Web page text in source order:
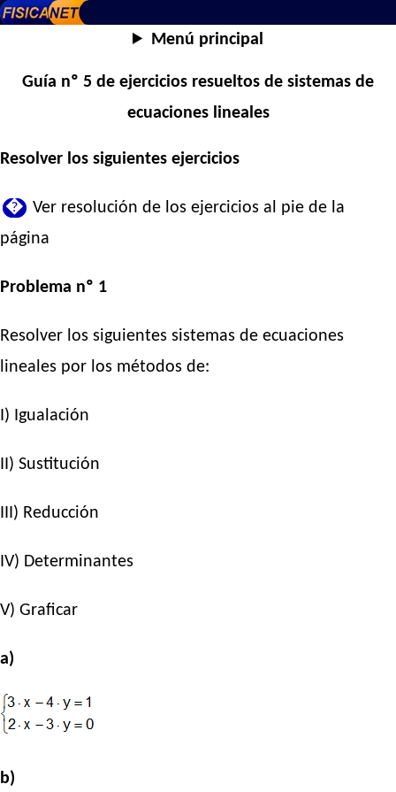
Menú principal
Guía nº 5 de ejercicios resueltos de sistemas de
ecuaciones lineales
Resolver los siguientes ejercicios
� Ver resolución de los ejercicios al pie de la
página
Problema nº 1
Resolver los siguientes sistemas de ecuaciones
lineales por los métodos de:
I) Igualación
II) Sustitución
III) Reducción
IV) Determinantes
V) Graficar
a)
b)